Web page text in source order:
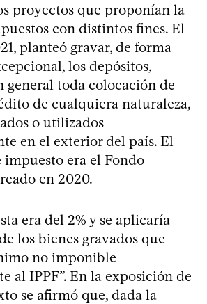
proyectos que proponían la
con distintos fines. El
planteó gravar, de forma
los depósitos,
general toda colocación de
de cualquiera naturaleza,
o utilizados
en el exterior del país. El
impuesto era el Fondo
en 2020.
era del 2% y se aplicaría
los bienes gravados que
no imponible
al IPPF”. En la exposición de
se afirmó que, dada la